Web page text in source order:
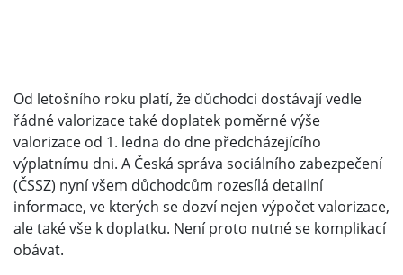
Od letošního roku platí, že důchodci dostávají vedle
řádné valorizace také doplatek poměrné výše
valorizace od 1. ledna do dne předcházejícího
výplatnímu dni. A Česká správa sociálního zabezpečení
(ČSSZ) nyní všem důchodcům rozesílá detailní
informace, ve kterých se dozví nejen výpočet valorizace,
ale také vše k doplatku. Není proto nutné se komplikací
obávat.